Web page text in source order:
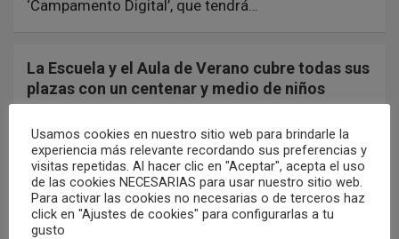
‘Campamento Digital’, que tendrá…
La Escuela y el Aula de Verano cubre todas sus
plazas con un centenar y medio de niños
Usamos cookies en nuestro sitio web para brindarle la
experiencia más relevante recordando sus preferencias y
visitas repetidas. Al hacer clic en "Aceptar", acepta el uso
de las cookies NECESARIAS para usar nuestro sitio web.
Para activar las cookies no necesarias o de terceros haz
click en "Ajustes de cookies" para configurarlas a tu
gusto